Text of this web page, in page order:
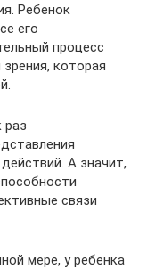
Ребенок
его
процесс
которая
раз
А значит,
связи
мере, у ребенка